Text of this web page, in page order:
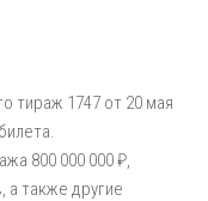
тираж 1747 от 20 мая
800 000 000 ₽,
а также другие